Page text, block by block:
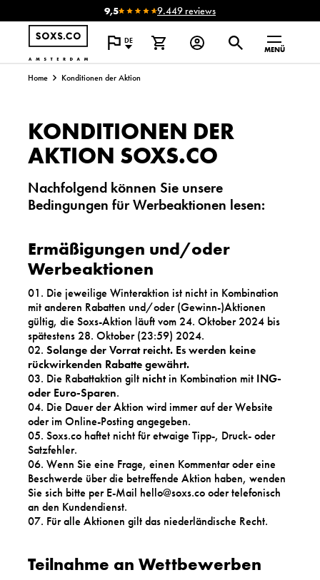
9,5 9.449 reviews
DE
MENÜ
Home Konditionen der Aktion
KONDITIONEN DER
AKTION SOXS.CO
Nachfolgend können Sie unsere
Bedingungen für Werbeaktionen lesen:
Ermäßigungen und/oder
Werbeaktionen
Die jeweilige Winteraktion ist nicht in Kombination
mit anderen Rabatten und/oder (Gewinn-)Aktionen
gültig, die Soxs-Aktion läuft vom 24. Oktober 2024 bis
spätestens 28. Oktober (23:59) 2024.
Solange der Vorrat reicht. Es werden keine
rückwirkenden Rabatte gewährt.
Die Rabattaktion gilt nichtin Kombination mit ING-
oder Euro-Sparen.
Die Dauer der Aktion wird immer auf der Website
oder im Online-Posting angegeben.
Soxs.co haftet nicht für etwaige Tipp-, Druck- oder
Satzfehler.
Wenn Sie eine Frage, einen Kommentar oder eine
Beschwerde über die betreffende Aktion haben, wenden
Sie sich bitte per E-Mail hello@soxs.co oder telefonisch
an den Kundendienst.
Für alle Aktionen gilt das niederländische Recht.
Teilnahme an Wettbewerben